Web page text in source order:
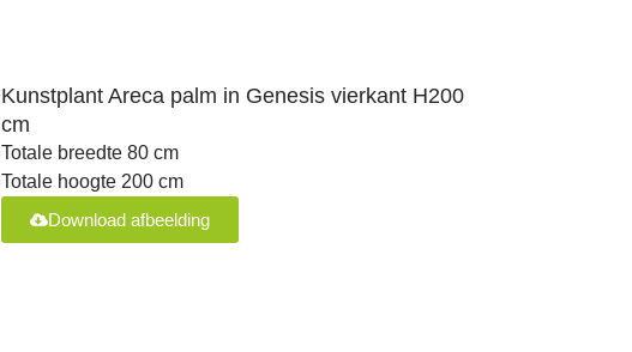
Kunstplant Areca palm in Genesis vierkant H200
cm
Totale breedte 80 cm
Totale hoogte 200 cm
Download afbeelding